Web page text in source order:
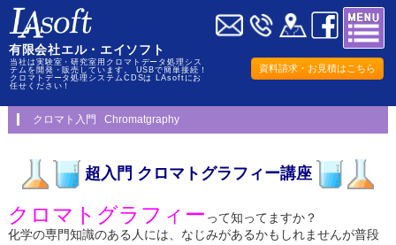
有限会社エル・エイソフト
当社は実験室・研究室用クロマトデータ処理シス
テムを開発・販売しています。 USBで簡単接続！
クロマトデータ処理システムCDSは LAsoftにお
任せください！
資料請求・お見積はこちら
クロマト入門 Chromatgraphy
超入門 クロマトグラフィー講座
クロマトグラフィー って知ってますか？
化学の専門知識のある人には、なじみがあるかもしれませんが普段